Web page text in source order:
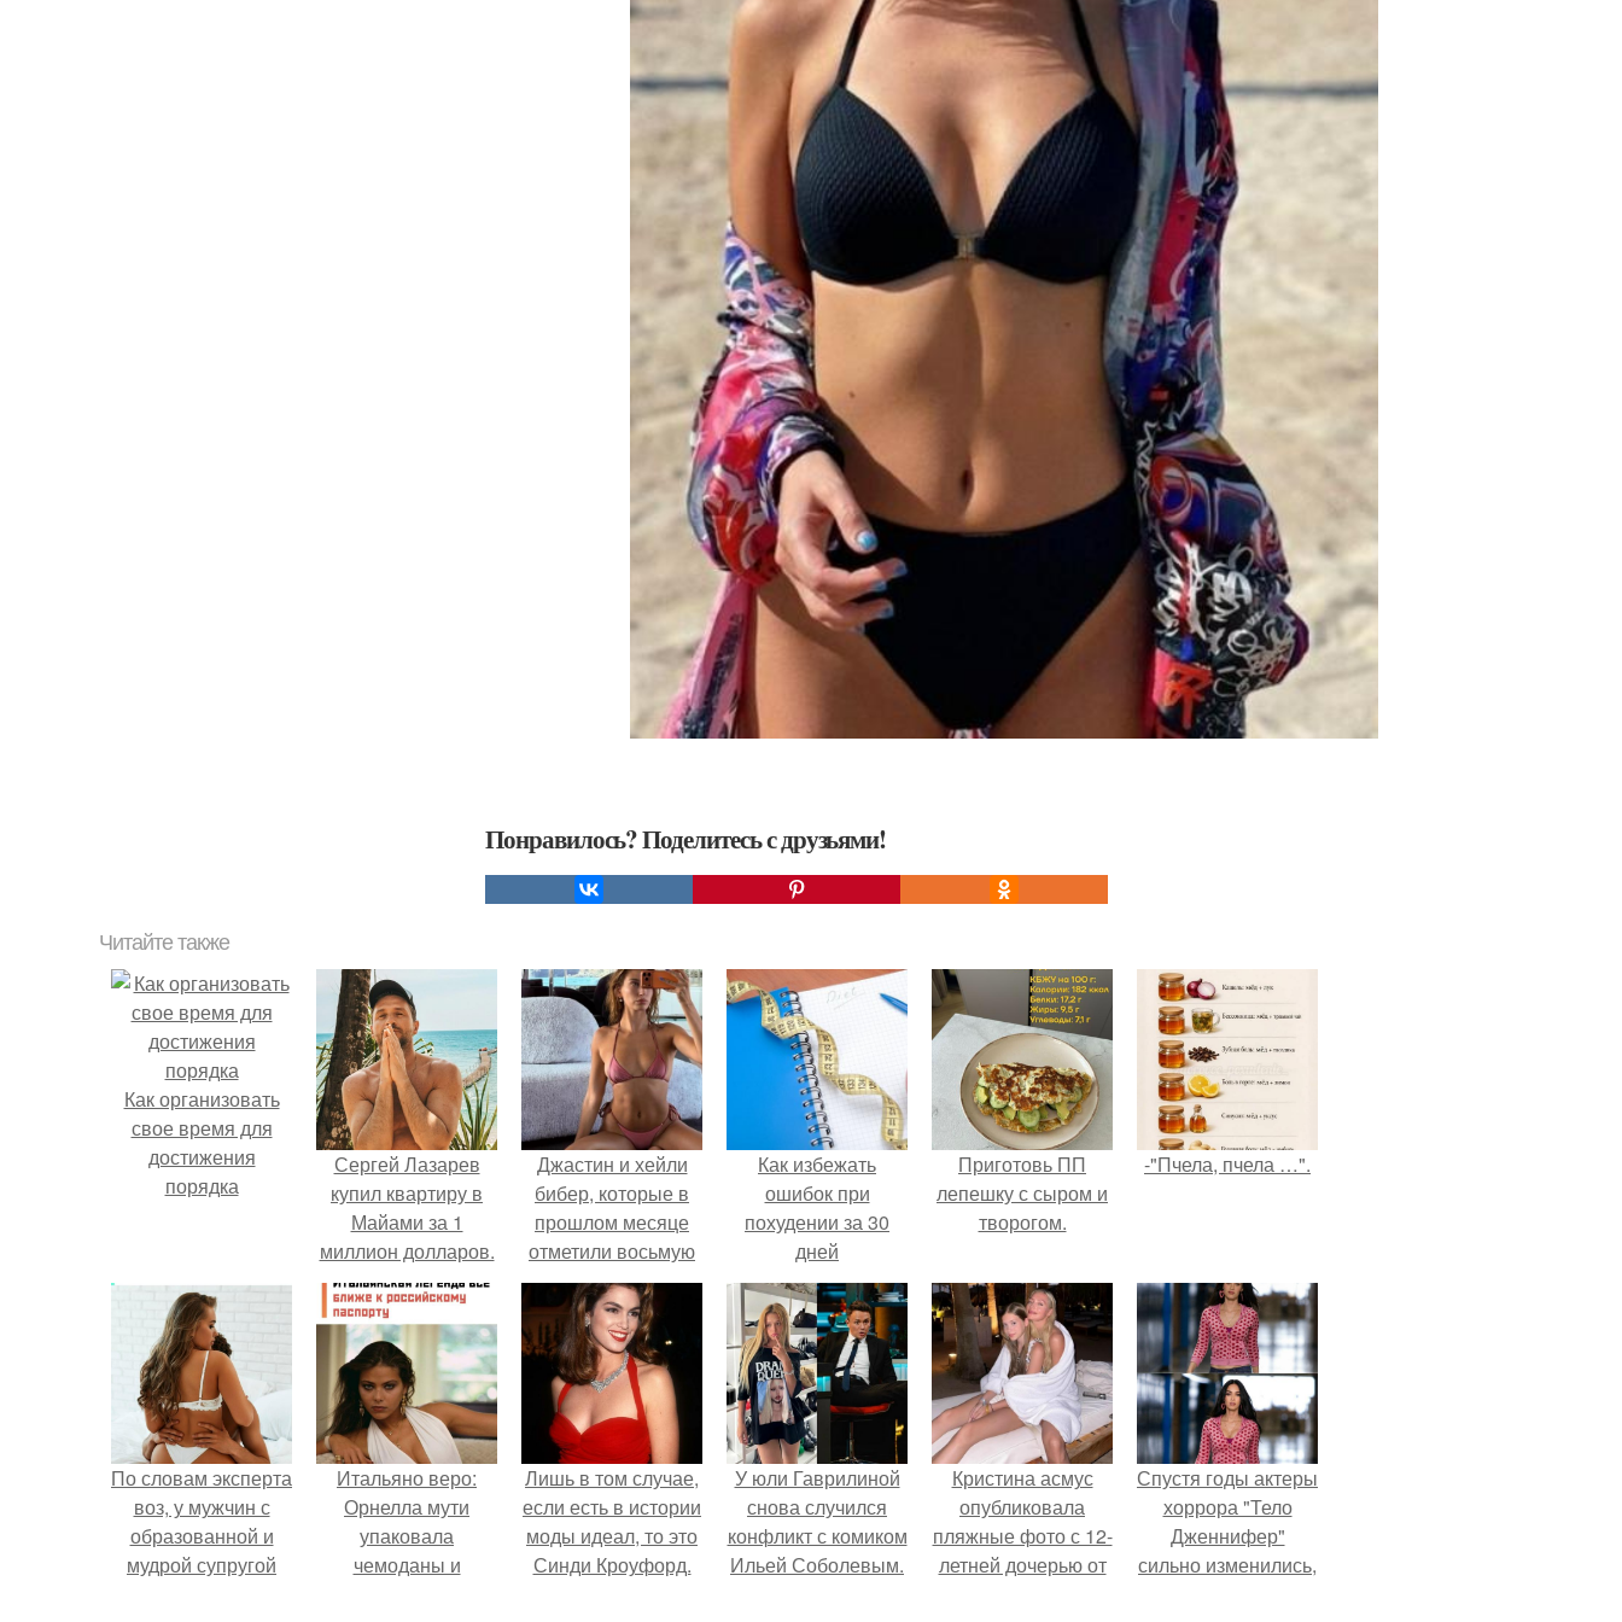
Понравилось? Поделитесь с друзьями!
Читайте также
Как организовать
свое время для
достижения
порядка
Сергей Лазарев
купил квартиру в
Майами за 1
миллион долларов.
Джастин и хейли
бибер, которые в
прошлом месяце
отметили восьмую
годовщину
помолвки, показали
новые фото с
совместного
отдыха.
Как избежать
ошибок при
похудении за 30
дней
Приготовь ПП
лепешку с сыром и
творогом.
-"Пчела, пчела …".
По словам эксперта
воз, у мужчин с
образованной и
мудрой супругой
Итальяно веро:
Орнелла мути
упаковала
чемоданы и
Лишь в том случае,
если есть в истории
моды идеал, то это
Синди Кроуфорд.
У юли Гаврилиной
снова случился
конфликт с комиком
Ильей Соболевым.
Кристина асмус
опубликовала
пляжные фото с 12-
летней дочерью от
Спустя годы актеры
хоррора "Тело
Дженнифер"
сильно изменились,